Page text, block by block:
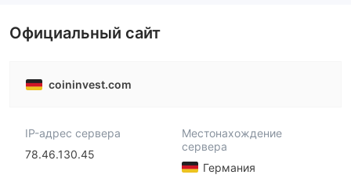
Официальный сайт
coininvest.com
IP-адрес сервера
78.46.130.45
Местонахождение
сервера
Германия